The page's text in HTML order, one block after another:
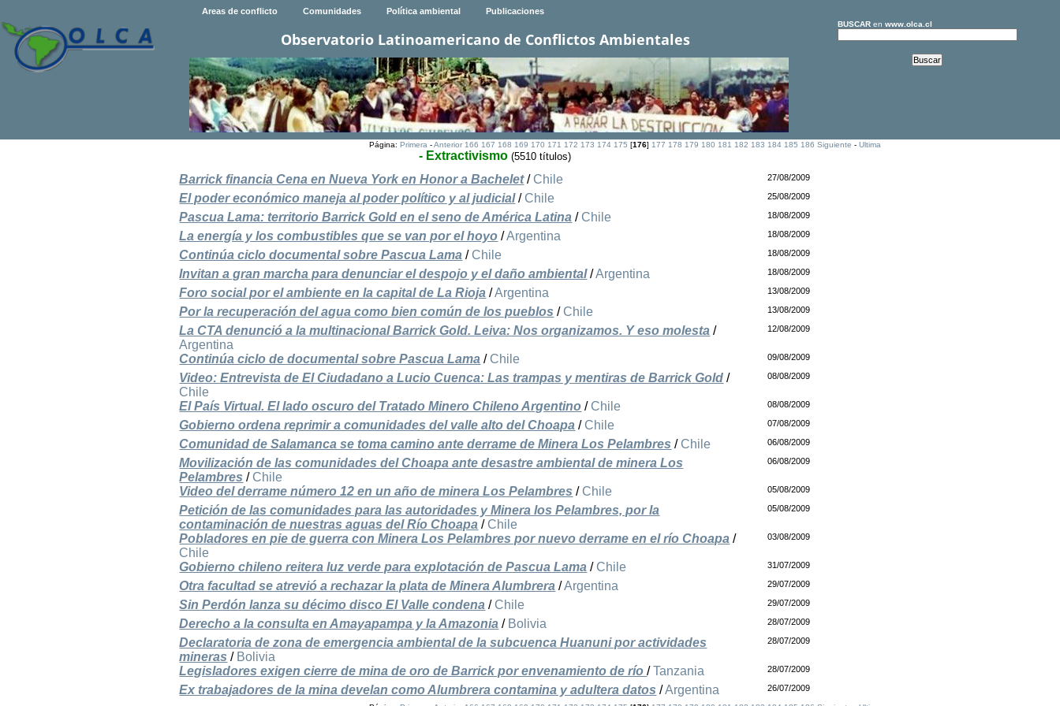
Areas de conflicto Comunidades Política ambiental Publicaciones
Observatorio Latinoamericano de Conflictos Ambientales
BUSCARen www.olca.cl
Página: Primera-Anterior 166 167 168 169 170 171 172 173 174 175 [176] 177 178 179 180 181 182 183 184 185 186 Siguiente - Ultima
- Extractivismo (5510 títulos)
Barrick financia Cena en Nueva York en Honor a Bachelet/ Chile 27/08/2009
El poder económico maneja al poder político y al judicial/ Chile 25/08/2009
Pascua Lama: territorio Barrick Gold en el seno de América Latina / Chile 18/08/2009
La energía y los combustibles que se van por el hoyo /Argentina 18/08/2009
Continúa ciclo documental sobre Pascua Lama / Chile 18/08/2009
Invitan a gran marcha para denunciar el despojo y el daño ambiental/Argentina 18/08/2009
Foro social por el ambiente en la capital de La Rioja /Argentina 13/08/2009
Por la recuperación del agua como bien común de los pueblos / Chile 13/08/2009
La CTA denunció a la multinacional Barrick Gold. Leiva: Nos organizamos. Y eso molesta /
Argentina
12/08/2009
Continúa ciclo de documental sobre Pascua Lama / Chile 09/08/2009
Video: Entrevista de El Ciudadano a Lucio Cuenca: Las trampas y mentiras de Barrick Gold /
Chile
08/08/2009
El País Virtual. El lado oscuro del Tratado Minero Chileno Argentino / Chile 08/08/2009
Gobierno ordena reprimir a comunidades del valle alto del Choapa / Chile 07/08/2009
Comunidad de Salamanca se toma camino ante derrame de Minera Los Pelambres / Chile 06/08/2009
Movilización de las comunidades del Choapa ante desastre ambiental de minera Los
Pelambres / Chile
06/08/2009
Video del derrame número 12 en un año de minera Los Pelambres / Chile 05/08/2009
Petición de las comunidades para las autoridades y Minera los Pelambres, por la
contaminación de nuestras aguas del Río Choapa / Chile
05/08/2009
Pobladores en pie de guerra con Minera Los Pelambres por nuevo derrame en el río Choapa /
Chile
03/08/2009
Gobierno chileno reitera luz verde para explotación de Pascua Lama / Chile 31/07/2009
Otra facultad se atrevió a rechazar la plata de Minera Alumbrera /Argentina 29/07/2009
Sin Perdón lanza su décimo disco El Valle condena / Chile 29/07/2009
Derecho a la consulta en Amayapampa y la Amazonia / Bolivia 28/07/2009
Declaratoria de zona de emergencia ambiental de la subcuenca Huanuni por actividades
mineras / Bolivia
28/07/2009
Legisladores exigen cierre de mina de oro de Barrick por envenamiento de río/Tanzania 28/07/2009
Ex trabajadores de la mina develan como Alumbrera contamina y adultera datos /Argentina 26/07/2009